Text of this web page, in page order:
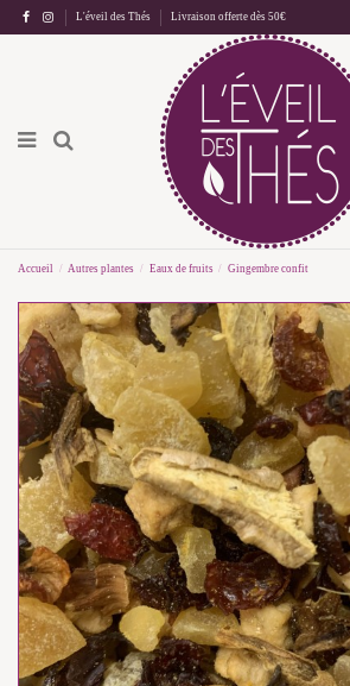
L'éveil des Thés Livraison offerte dès 50€
Accueil Autres plantes Eaux de fruits Gingembre confit